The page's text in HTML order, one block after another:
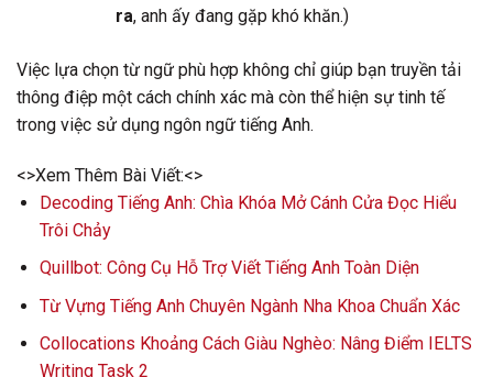
ra, anh ấy đang gặp khó khăn.)
Việc lựa chọn từ ngữ phù hợp không chỉ giúp bạn truyền tải
thông điệp một cách chính xác mà còn thể hiện sự tinh tế
trong việc sử dụng ngôn ngữ tiếng Anh.
<>Xem Thêm Bài Viết:<>
Decoding Tiếng Anh: Chìa Khóa Mở Cánh Cửa Đọc Hiểu
Trôi Chảy
Quillbot: Công Cụ Hỗ Trợ Viết Tiếng Anh Toàn Diện
Từ Vựng Tiếng Anh Chuyên Ngành Nha Khoa Chuẩn Xác
Collocations Khoảng Cách Giàu Nghèo: Nâng Điểm IELTS
Writing Task 2